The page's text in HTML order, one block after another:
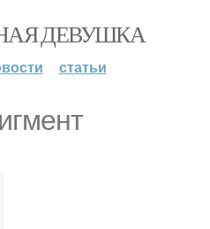
ДЕВУШКА
статьи